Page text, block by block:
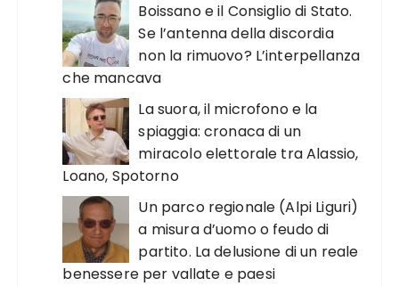
Boissano e il Consiglio di Stato.
Se l’antenna della discordia
non la rimuovo? L’interpellanza
che mancava
La suora, il microfono e la
spiaggia: cronaca di un
miracolo elettorale tra Alassio,
Loano, Spotorno
Un parco regionale (Alpi Liguri)
a misura d’uomo o feudo di
partito. La delusione di un reale
benessere per vallate e paesi